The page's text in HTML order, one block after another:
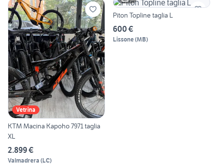
Vetrina
KTM Macina Kapoho 7971 taglia
XL
2.899 €
Valmadrera (LC)
Piton Topline taglia L
600 €
Lissone(MB)